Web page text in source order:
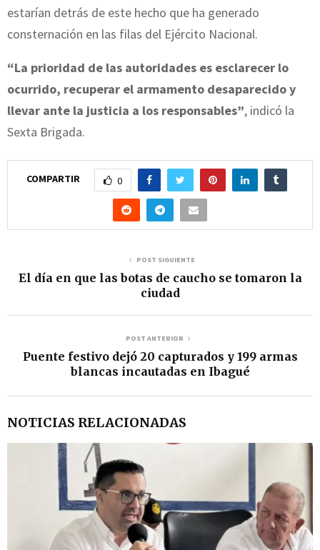
estarían detrás de este hecho que ha generado
consternación en las filas del Ejército Nacional.
“La prioridad de las autoridades es esclarecer lo
ocurrido, recuperar el armamento desaparecido y
llevar ante la justicia a los responsables”, indicó la
Sexta Brigada.
COMPARTIR 0
POST SIGUIENTE
El día en que las botas de caucho se tomaron la
ciudad
POST ANTERIOR
Puente festivo dejó 20 capturados y 199 armas
blancas incautadas en Ibagué
NOTICIAS RELACIONADAS